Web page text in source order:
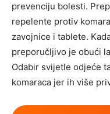
prevenciju bolesti.
repelente protiv
zavojnice i tablete.
preporučljivo je obući
Odabir svijetle odjeće
komaraca jer ih više